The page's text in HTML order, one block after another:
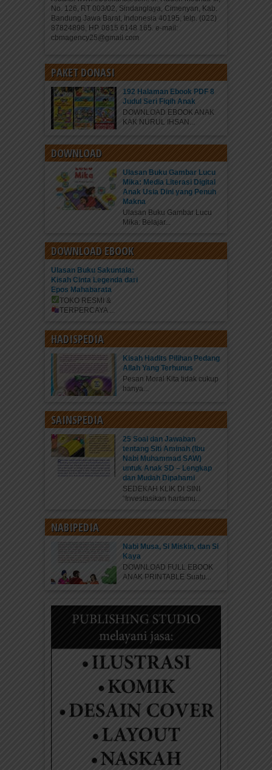
No. 126, RT 003/02, Sindanglaya, Cimenyan, Kab.
Bandung Jawa Barat, Indonesia 40195, telp. (022)
87824898, HP. 0815 6148 165. e-mail:
cbmagency25@gmail.com
PAKET DONASI
192 Halaman Ebook PDF 8
Judul Seri Fiqih Anak
DOWNLOAD EBOOK ANAK
KAK NURUL IHSAN...
DOWNLOAD
Ulasan Buku Gambar Lucu
Mika: Media Literasi Digital
Anak Usia Dini yang Penuh
Makna
Ulasan Buku Gambar Lucu
Mika: Belajar...
DOWNLOAD EBOOK
Ulasan Buku Sakuntala:
Kisah Cinta Legenda dari
Epos Mahabarata
TOKO RESMI &
TERPERCAYA ...
HADISPEDIA
Kisah Hadits Pilihan Pedang
Allah Yang Terhunus
Pesan Moral Kita tidak cukup
hanya...
SAINSPEDIA
25 Soal dan Jawaban
tentang Siti Aminah (Ibu
Nabi Muhammad SAW)
untuk Anak SD – Lengkap
dan Mudah Dipahami
SEDEKAH KLIK DI SINI
“Investasikan hartamu...
NABIPEDIA
Nabi Musa, Si Miskin, dan Si
Kaya
DOWNLOAD FULL EBOOK
ANAK PRINTABLE Suatu...